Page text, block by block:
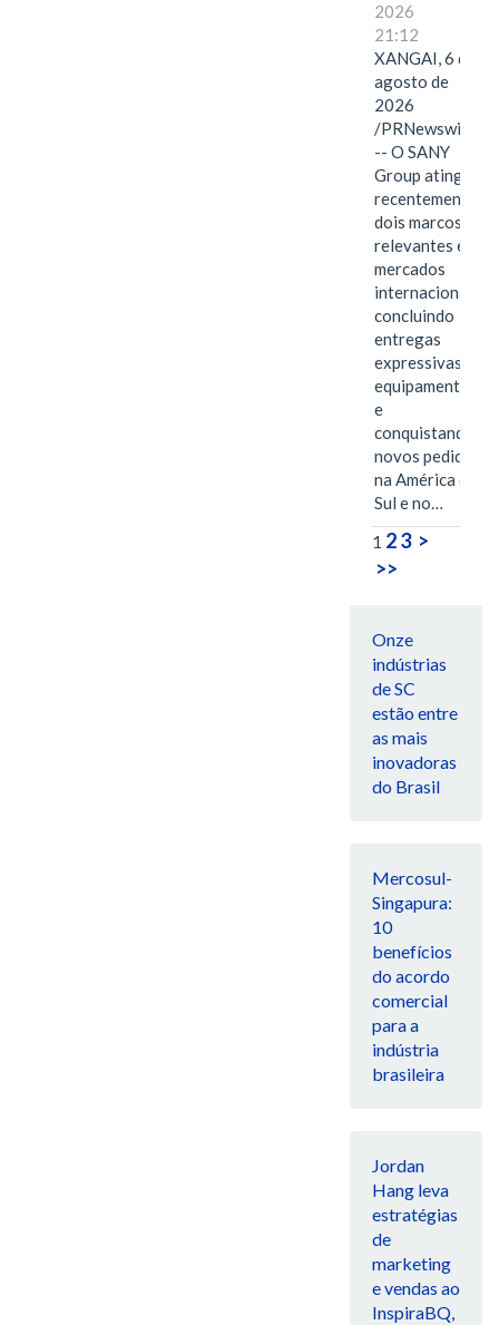
2026
21:12
XANGAI, 6 de
agosto de
2026
/PRNewswire/
-- O SANY
Group atingiu
recentemente
dois marcos
relevantes em
mercados
internacionais,
concluindo
entregas
expressivas de
equipamentos
e
conquistando
novos pedidos
na América do
Sul e no…
1 23 >
>>
Onze
indústrias
de SC
estão entre
as mais
inovadoras
do Brasil
Mercosul-
Singapura:
10
benefícios
do acordo
comercial
para a
indústria
brasileira
Jordan
Hang leva
estratégias
de
marketing
e vendas ao
InspiraBQ,